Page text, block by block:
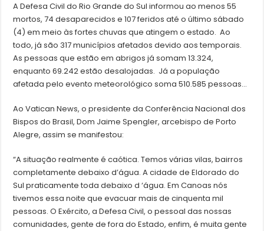
A Defesa Civil do Rio Grande do Sul informou ao menos 55
mortos, 74 desaparecidos e 107 feridos até o último sábado
(4) em meio às fortes chuvas que atingem o estado. Ao
todo, já são 317 municípios afetados devido aos temporais.
As pessoas que estão em abrigos já somam 13.324,
enquanto 69.242 estão desalojadas. Já a população
afetada pelo evento meteorológico soma 510.585 pessoas…
Ao Vatican News, o presidente da Conferência Nacional dos
Bispos do Brasil, Dom Jaime Spengler, arcebispo de Porto
Alegre, assim se manifestou:
“A situação realmente é caótica. Temos várias vilas, bairros
completamente debaixo d’água. A cidade de Eldorado do
Sul praticamente toda debaixo d ‘água. Em Canoas nós
tivemos essa noite que evacuar mais de cinquenta mil
pessoas. O Exército, a Defesa Civil, o pessoal das nossas
comunidades, gente de fora do Estado, enfim, é muita gente